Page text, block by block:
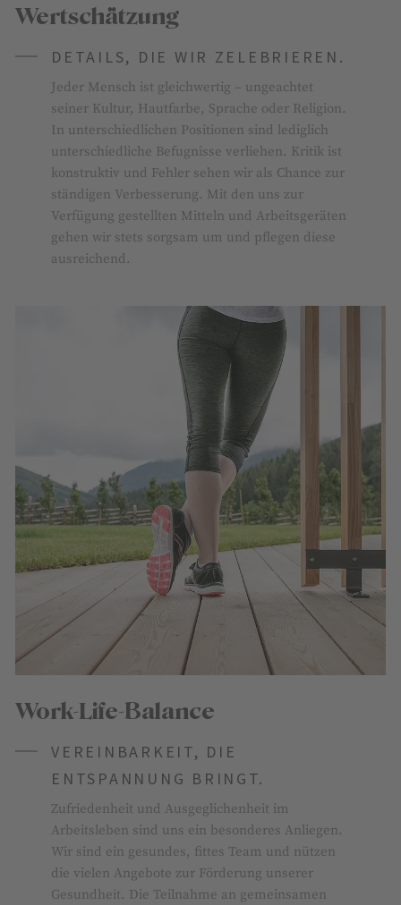
Wertschätzung
DETAILS, DIE WIR ZELEBRIEREN.
Jeder Mensch ist gleichwertig – ungeachtet
seiner Kultur, Hautfarbe, Sprache oder Religion.
In unterschiedlichen Positionen sind lediglich
unterschiedliche Befugnisse verliehen. Kritik ist
konstruktiv und Fehler sehen wir als Chance zur
ständigen Verbesserung. Mit den uns zur
Verfügung gestellten Mitteln und Arbeitsgeräten
gehen wir stets sorgsam um und pflegen diese
ausreichend.
Work-Life-Balance
VEREINBARKEIT, DIE
ENTSPANNUNG BRINGT.
Zufriedenheit und Ausgeglichenheit im
Arbeitsleben sind uns ein besonderes Anliegen.
Wir sind ein gesundes, fittes Team und nützen
die vielen Angebote zur Förderung unserer
Gesundheit. Die Teilnahme an gemeinsamen